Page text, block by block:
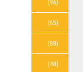
(96)
(65)
(88)
(48)